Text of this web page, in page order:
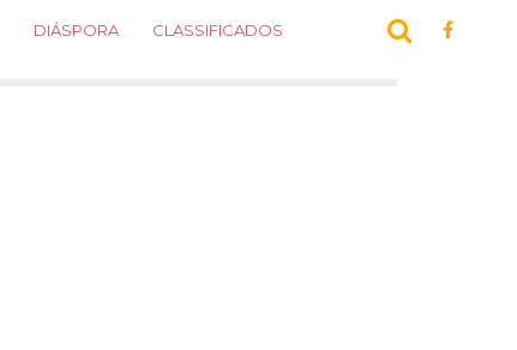
DIÁSPORA CLASSIFICADOS